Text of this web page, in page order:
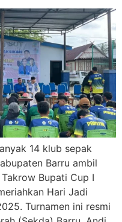
14 klub sepak
Barru ambil
Bupati Cup I
Hari Jadi
Turnamen ini resmi